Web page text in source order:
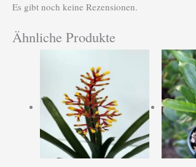
Es gibt noch keine Rezensionen.
Ähnliche Produkte